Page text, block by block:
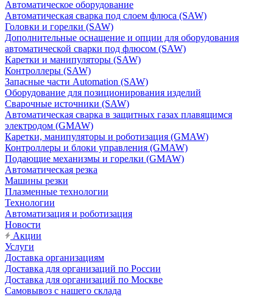
Автоматическое оборудование
Автоматическая сварка под слоем флюса (SAW)
Головки и горелки (SAW)
Дополнительные оснащение и опции для оборудования
автоматической сварки под флюсом (SAW)
Каретки и манипуляторы (SAW)
Контроллеры (SAW)
Запасные части Automation (SAW)
Оборудование для позиционирования изделий
Сварочные источники (SAW)
Автоматическая сварка в защитных газах плавящимся
электродом (GMAW)
Каретки, манипуляторы и роботизация (GMAW)
Контроллеры и блоки управления (GMAW)
Подающие механизмы и горелки (GMAW)
Автоматическая резка
Машины резки
Плазменные технологии
Технологии
Автоматизация и роботизация
Новости
Акции
Услуги
Доставка организациям
Доставка для организаций по России
Доставка для организаций по Москве
Самовывоз с нашего склада